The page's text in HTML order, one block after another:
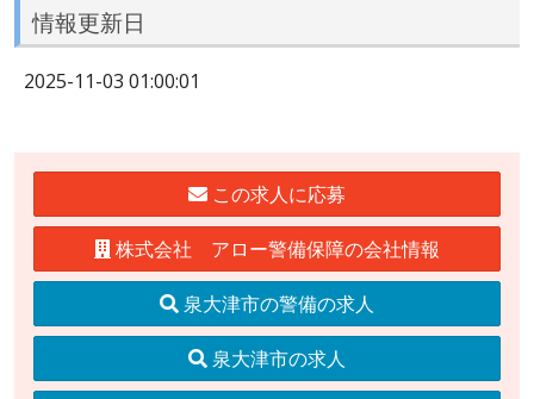
情報更新日
2025-11-03 01:00:01
この求人に応募
株式会社 アロー警備保障の会社情報
泉大津市の警備の求人
泉大津市の求人